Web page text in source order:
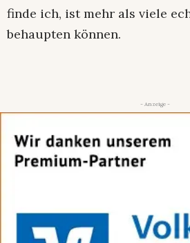
finde ich, ist mehr als viele
behaupten können.
- Anzeige -